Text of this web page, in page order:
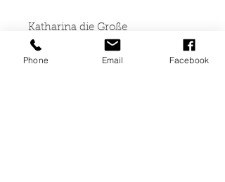
Katharina die Große
Wunderlich Verlag, Tübingen
Phone Email Facebook